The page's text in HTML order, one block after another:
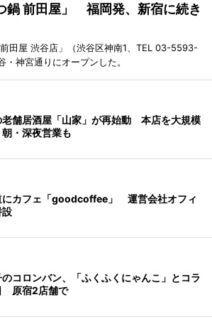
鍋 前田屋」 福岡発、新宿に続き
田屋 渋谷店」（渋谷区神南1、TEL 03-5593-
神宮通りにオープンした。
老舗居酒屋「山家」が再始動 本店を大規模
・深夜営業も
にカフェ「goodcoffee」 運営会社オフィ
設
コロンバン、「ふくふくにゃんこ」とコラ
原宿2店舗で